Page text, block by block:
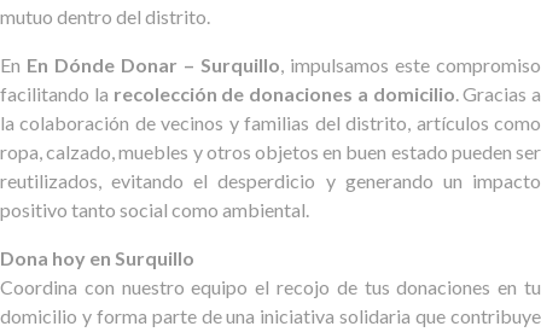
mutuo dentro del distrito.
En En Dónde Donar – Surquillo, impulsamos este compromiso
facilitando la recolección de donaciones a domicilio. Gracias a
la colaboración de vecinos y familias del distrito, artículos como
ropa, calzado, muebles y otros objetos en buen estado pueden ser
reutilizados, evitando el desperdicio y generando un impacto
positivo tanto social como ambiental.
Dona hoy en Surquillo
Coordina con nuestro equipo el recojo de tus donaciones en tu
domicilio y forma parte de una iniciativa solidaria que contribuye